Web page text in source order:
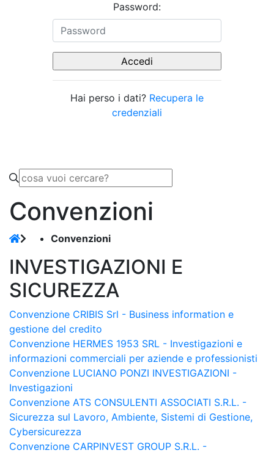
Password:
Hai perso i dati? Recupera le
credenziali
Convenzioni
Convenzioni
INVESTIGAZIONI E
SICUREZZA
Convenzione CRIBIS Srl - Business information e
gestione del credito
Convenzione HERMES 1953 SRL - Investigazioni e
informazioni commerciali per aziende e professionisti
Convenzione LUCIANO PONZI INVESTIGAZIONI -
Investigazioni
Convenzione ATS CONSULENTI ASSOCIATI S.R.L. -
Sicurezza sul Lavoro, Ambiente, Sistemi di Gestione,
Cybersicurezza
Convenzione CARPINVEST GROUP S.R.L. -